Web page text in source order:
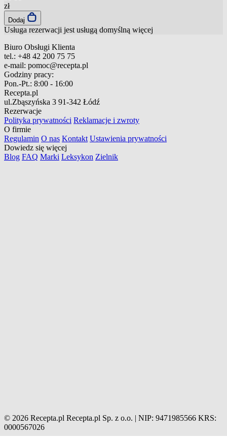
zł
Dodaj
Usługa rezerwacji jest usługą domyślną więcej
Biuro Obsługi Klienta
tel.: +48 42 200 75 75
e-mail: pomoc@recepta.pl
Godziny pracy:
Pon.-Pt.: 8:00 - 16:00
Recepta.pl
ul.Zbąszyńska 3 91-342 Łódź
Rezerwacje
Polityka prywatności Reklamacje i zwroty
O firmie
Regulamin O nas Kontakt Ustawienia prywatności
Dowiedz się więcej
Blog FAQ Marki Leksykon Zielnik
© 2026 Recepta.pl Recepta.pl Sp. z o.o. | NIP: 9471985566 KRS:
0000567026